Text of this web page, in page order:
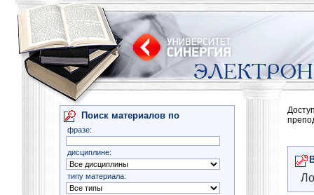
Поиск материалов по
фразе:
дисциплине:
типу материала: